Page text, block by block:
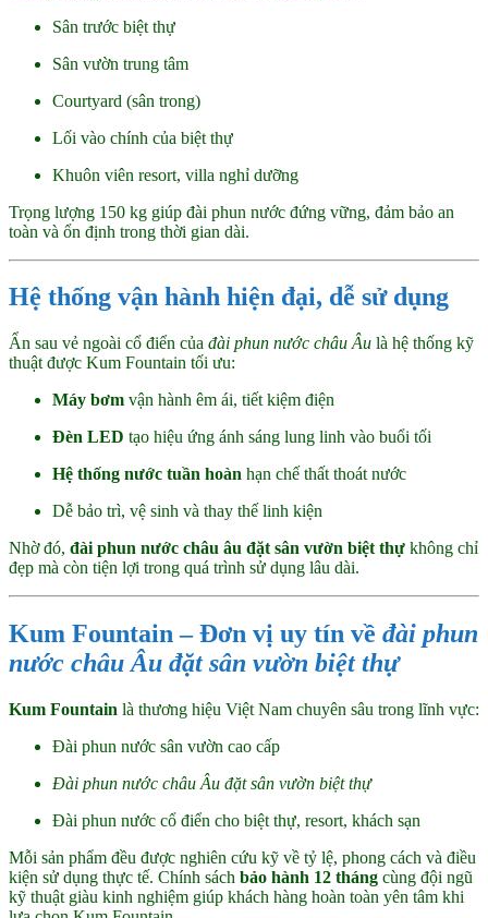
Sân trước biệt thự
Sân vườn trung tâm
Courtyard (sân trong)
Lối vào chính của biệt thự
Khuôn viên resort, villa nghỉ dưỡng
Trọng lượng 150 kg giúp đài phun nước đứng vững, đảm bảo an
toàn và ổn định trong thời gian dài.
Hệ thống vận hành hiện đại, dễ sử dụng
Ẩn sau vẻ ngoài cổ điển của đài phun nước châu Âu là hệ thống kỹ
thuật được Kum Fountain tối ưu:
Máy bơm vận hành êm ái, tiết kiệm điện
Đèn LED tạo hiệu ứng ánh sáng lung linh vào buổi tối
Hệ thống nước tuần hoàn hạn chế thất thoát nước
Dễ bảo trì, vệ sinh và thay thế linh kiện
Nhờ đó, đài phun nước châu âu đặt sân vườn biệt thự không chỉ
đẹp mà còn tiện lợi trong quá trình sử dụng lâu dài.
Kum Fountain – Đơn vị uy tín về đài phun
nước châu Âu đặt sân vườn biệt thự
Kum Fountain là thương hiệu Việt Nam chuyên sâu trong lĩnh vực:
Đài phun nước sân vườn cao cấp
Đài phun nước châu Âu đặt sân vườn biệt thự
Đài phun nước cổ điển cho biệt thự, resort, khách sạn
Mỗi sản phẩm đều được nghiên cứu kỹ về tỷ lệ, phong cách và điều
kiện sử dụng thực tế. Chính sách bảo hành 12 tháng cùng đội ngũ
kỹ thuật giàu kinh nghiệm giúp khách hàng hoàn toàn yên tâm khi